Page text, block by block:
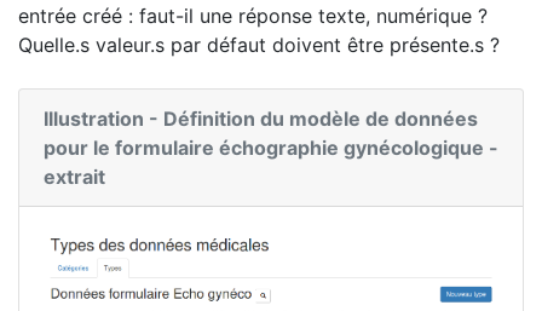
entrée créé : faut-il une réponse texte, numérique ?
Quelle.s valeur.s par défaut doivent être présente.s ?
Illustration - Définition du modèle de données
pour le formulaire échographie gynécologique -
extrait